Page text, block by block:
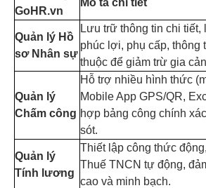
GoHR.vn
Mô tả chi tiết
Quản lý Hồ
sơ Nhân sự
Lưu trữ thông tin chi tiết,
phúc lợi, phụ cấp, thông
thuộc để giảm trừ gia
Quản lý
Chấm công
Hỗ trợ nhiều hình thức
Mobile App GPS/QR,
hợp bảng công chính
sót.
Quản lý
Tính lương
Thiết lập công thức
Thuế TNCN tự động,
cao và minh bạch.